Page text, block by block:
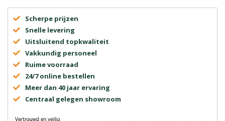
Scherpe prijzen
Snelle levering
Uitsluitend topkwaliteit
Vakkundig personeel
Ruime voorraad
24/7 online bestellen
Meer dan 40 jaar ervaring
Centraal gelegen showroom